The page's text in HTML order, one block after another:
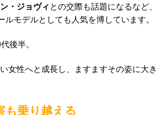
・ジョヴィ との交際も話題になるなど、
モデルとしても人気を博しています。
後半。
女性へと成長し、ますますその姿に大き
も乗り越える